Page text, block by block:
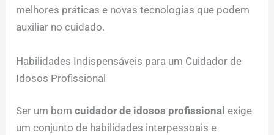
melhores práticas e novas tecnologias que podem
auxiliar no cuidado.
Habilidades Indispensáveis para um Cuidador de
Idosos Profissional
Ser um bomcuidador de idosos profissional exige
um conjunto de habilidades interpessoais e